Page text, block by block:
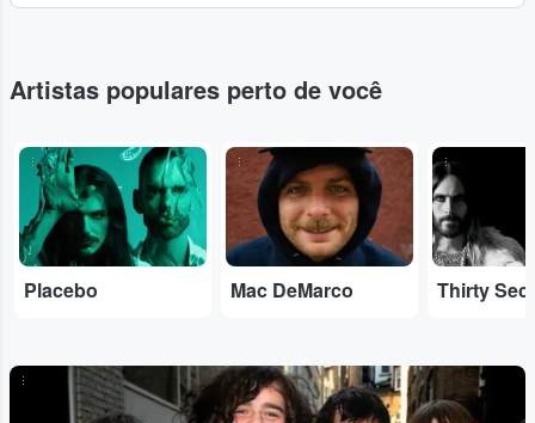
Artistas populares perto de você
...
Placebo
...
Mac DeMarco
...
...